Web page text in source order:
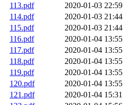
113.pdf
2020-01-03 22:59
114.pdf
2020-01-03 21:44
115.pdf
2020-01-03 21:44
116.pdf
2020-01-04 13:55
117.pdf
2020-01-04 13:55
118.pdf
2020-01-04 13:55
119.pdf
2020-01-04 13:55
120.pdf
2020-01-04 13:55
121.pdf
2020-01-04 15:31